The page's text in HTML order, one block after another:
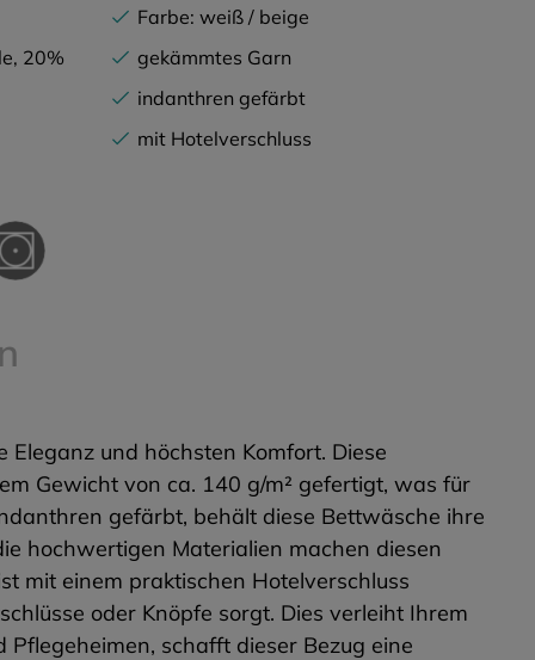
Farbe: weiß / beige
20%
gekämmtes Garn
indanthren gefärbt
mit Hotelverschluss
und höchsten Komfort. Diese
Gewicht von ca. 140 g/m² gefertigt, was für
gefärbt, behält diese Bettwäsche ihre
hochwertigen Materialien machen diesen
mit einem praktischen Hotelverschluss
oder Knöpfe sorgt. Dies verleiht Ihrem
schafft dieser Bezug eine